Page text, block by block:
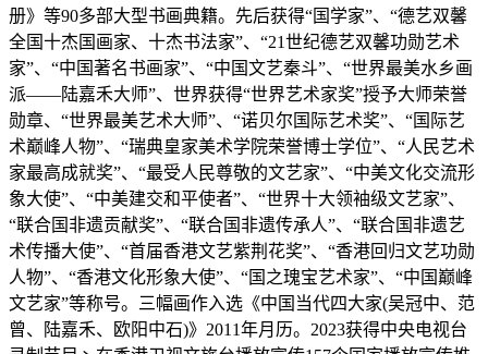
册》等90多部大型书画典籍。先后获得“国学家”、“德艺双馨
全国十杰国画家、十杰书法家”、“21世纪德艺双馨功勋艺术
家”、“中国著名书画家”、“中国文艺秦斗”、“世界最美水乡画
派——陆嘉禾大师”、世界获得“世界艺术家奖”授予大师荣誉
勋章、“世界最美艺术大师”、“诺贝尔国际艺术奖”、“国际艺
术巅峰人物”、“瑞典皇家美术学院荣誉博士学位”、“人民艺术
家最高成就奖”、“最受人民尊敬的文艺家”、“中美文化交流形
象大使”、“中美建交和平使者”、“世界十大领袖级文艺家”、
“联合国非遗贡献奖”、“联合国非遗传承人”、“联合国非遗艺
术传播大使”、“首届香港文艺紫荆花奖”、“香港回归文艺功勋
人物”、“香港文化形象大使”、“国之瑰宝艺术家”、“中国巅峰
文艺家”等称号。三幅画作入选《中国当代四大家(吴冠中、范
曾、陆嘉禾、欧阳中石)》2011年月历。2023获得中央电视台